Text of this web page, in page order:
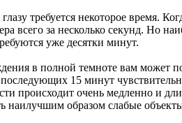
требуется некоторое время.
всего за несколько секунд. Но
уже десятки минут.
в полной темноте вам может
15 минут
происходит очень медленно и
наилучшим образом слабые